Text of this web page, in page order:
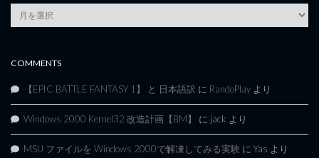
Article
Archives
COMMENTS
【EPIC BATTLE FANTASY 1】 と 日本語訳 に RandoPlay より
Windows 2000 Kernel32 改造計画【BM】 に jack より
MSU ファイルを Windows 2000で解凍してみる実験 に Yas より